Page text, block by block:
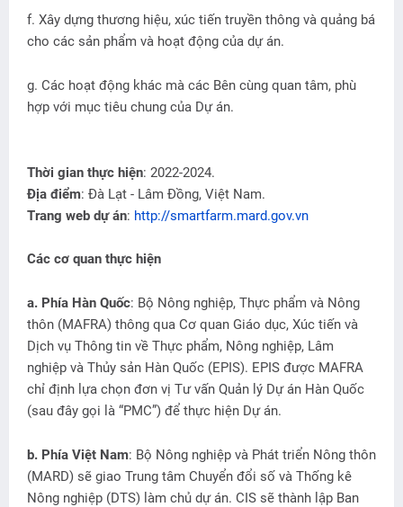
f. Xây dựng thương hiệu, xúc tiến truyền thông và quảng bá
cho các sản phẩm và hoạt động của dự án.
g. Các hoạt động khác mà các Bên cùng quan tâm, phù
hợp với mục tiêu chung của Dự án.
Thời gian thực hiện: 2022-2024.
Địa điểm: Đà Lạt - Lâm Đồng, Việt Nam.
Trang web dự án: http://smartfarm.mard.gov.vn
Các cơ quan thực hiện
a. Phía Hàn Quốc: Bộ Nông nghiệp, Thực phẩm và Nông
thôn (MAFRA) thông qua Cơ quan Giáo dục, Xúc tiến và
Dịch vụ Thông tin về Thực phẩm, Nông nghiệp, Lâm
nghiệp và Thủy sản Hàn Quốc (EPIS). EPIS được MAFRA
chỉ định lựa chọn đơn vị Tư vấn Quản lý Dự án Hàn Quốc
(sau đây gọi là “PMC”) để thực hiện Dự án.
b. Phía Việt Nam: Bộ Nông nghiệp và Phát triển Nông thôn
(MARD) sẽ giao Trung tâm Chuyển đổi số và Thống kê
Nông nghiệp (DTS) làm chủ dự án. CIS sẽ thành lập Ban